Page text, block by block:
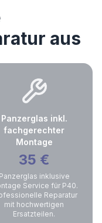
aus
Panzerglas inkl.
fachgerechter
Montage
35 €
Panzerglas inklusive
Service für P40.
Reparatur
mit hochwertigen
Ersatzteilen.